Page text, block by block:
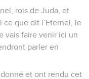
rois de Juda, et
ce que dit l’Eternel, le
vais faire venir ici un
parler en
et ont rendu cet